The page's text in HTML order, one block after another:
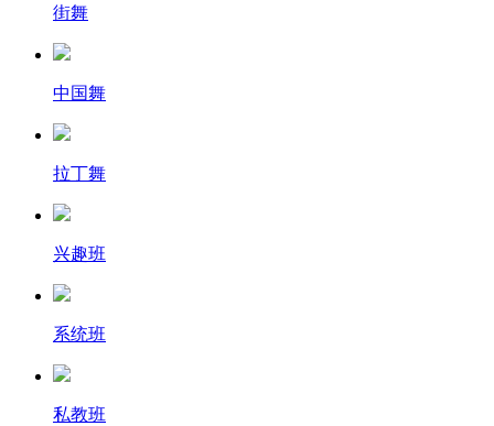
街舞
中国舞
拉丁舞
兴趣班
系统班
私教班